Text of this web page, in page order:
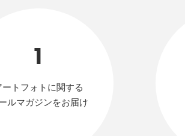
1
ートフォトに関する
ルマガジンをお届け